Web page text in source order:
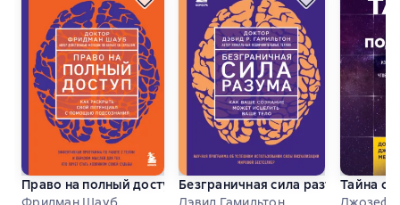
Право на полный доступ. Как раскрыть свой потенциал с
Безграничная сила разума. Как
Тайна